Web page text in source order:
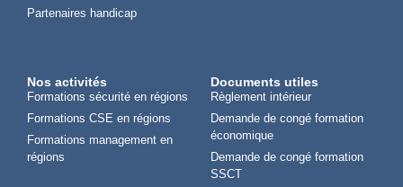
Partenaires handicap
Nos activités
Formations sécurité en régions
Formations CSE en régions
Formations management en
régions
Documents utiles
Règlement intérieur
Demande de congé formation
économique
Demande de congé formation
SSCT